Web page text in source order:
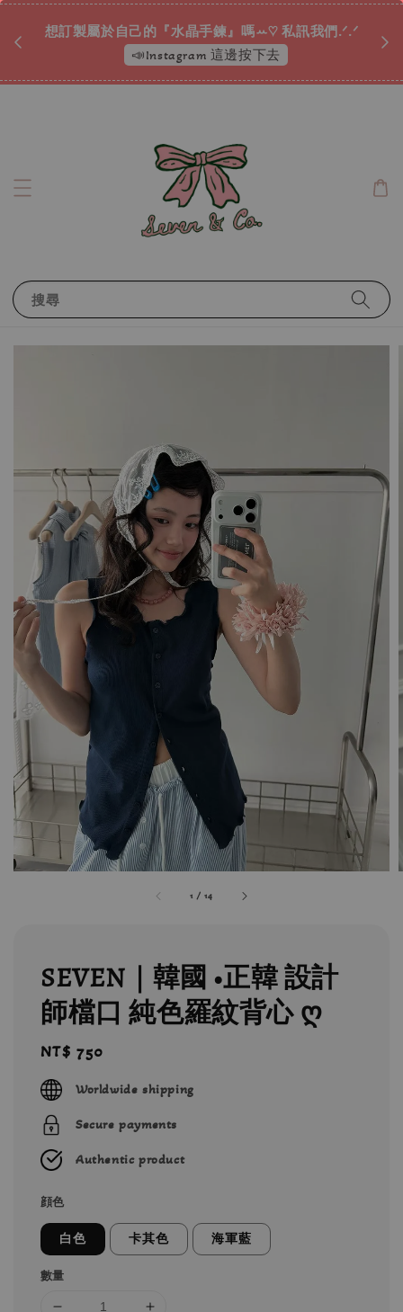
想訂製屬於自己的『水晶手鍊』嗎ꕀ♡ 私訊我們.ᐟ.ᐟ
📣Instagram 這邊按下去
搜尋
1 /14
SEVEN｜韓國 •正韓 設計
師檔口 純色羅紋背心 ღ
Regular
price
NT$ 750
Worldwide shipping
Secure payments
Authentic product
顔色
白色 卡其色 海軍藍
數量